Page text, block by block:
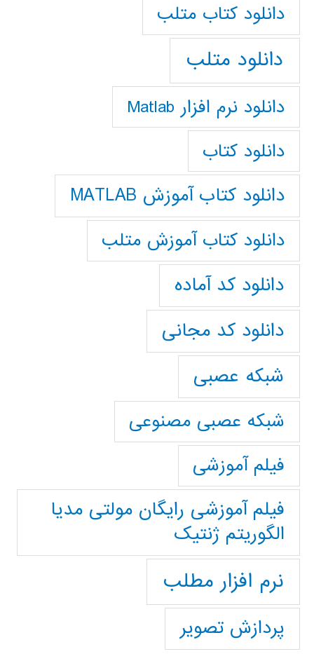
دانلود كتاب متلب
دانلود متلب
دانلود نرم افزار Matlab
دانلود کتاب
دانلود کتاب آموزش MATLAB
دانلود کتاب آموزش متلب
دانلود کد آماده
دانلود کد مجانی
شبکه عصبی
شبکه عصبی مصنوعی
فیلم آموزشی
فیلم آموزشی رایگان مولتی مدیا
الگوریتم ژنتیک
نرم افزار مطلب
پردازش تصویر